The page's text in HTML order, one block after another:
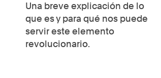
Una breve explicación de lo
que es y para qué nos puede
servir este elemento
revolucionario.